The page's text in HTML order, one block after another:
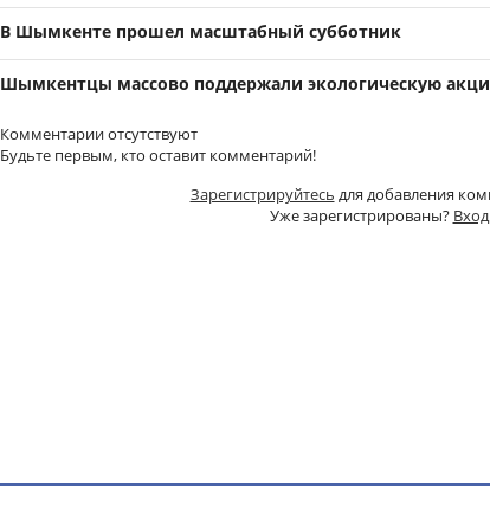
В Шымкенте прошел масштабный субботник
Шымкентцы массово поддержали экологическую
Комментарии отсутствуют
Будьте первым, кто оставит комментарий!
Зарегистрируйтесь для добавления
Уже зарегистрированы? Вход